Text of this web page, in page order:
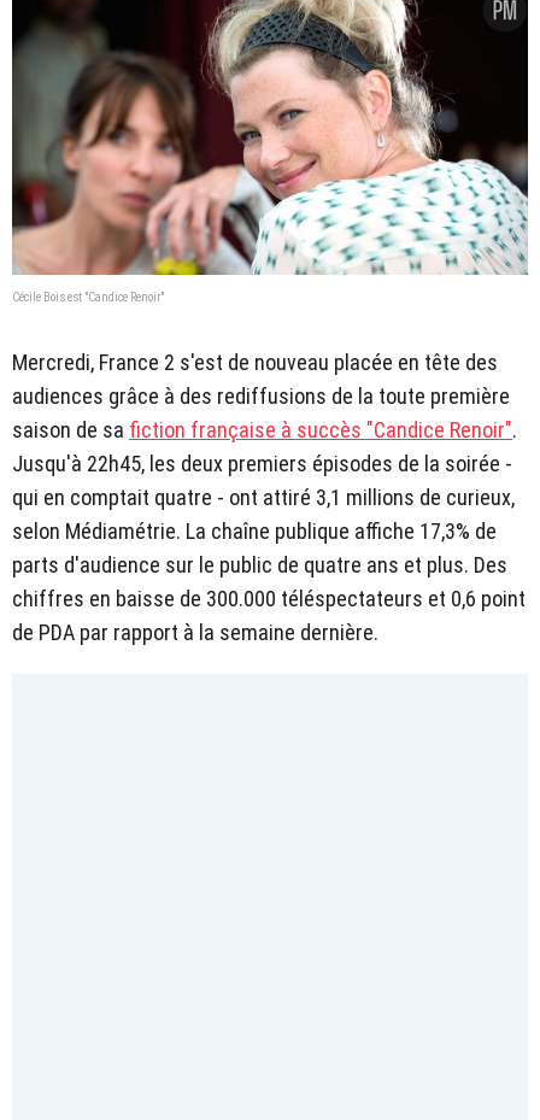
Cécile Bois est "Candice Renoir"
Mercredi, France 2 s'est de nouveau placée en tête des
audiences grâce à des rediffusions de la toute première
saison de sa fiction française à succès "Candice Renoir".
Jusqu'à 22h45, les deux premiers épisodes de la soirée -
qui en comptait quatre - ont attiré 3,1 millions de curieux,
selon Médiamétrie. La chaîne publique affiche 17,3% de
parts d'audience sur le public de quatre ans et plus. Des
chiffres en baisse de 300.000 téléspectateurs et 0,6 point
de PDA par rapport à la semaine dernière.